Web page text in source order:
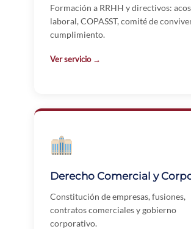
Formación a RRHH y directivos:
laboral, COPASST, comité de
cumplimiento.
Ver servicio →
Derecho Comercial y
Constitución de empresas, fusiones,
contratos comerciales y gobierno
corporativo.